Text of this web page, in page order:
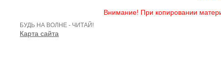
Внимание! При копировании
БУДЬ НА ВОЛНЕ - ЧИТАЙ!
Карта сайта